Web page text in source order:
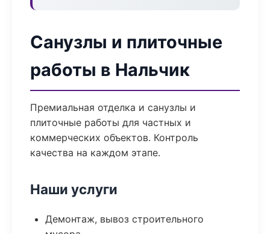
Санузлы и плиточные
работы в Нальчик
Премиальная отделка и санузлы и
плиточные работы для частных и
коммерческих объектов. Контроль
качества на каждом этапе.
Наши услуги
Демонтаж, вывоз строительного